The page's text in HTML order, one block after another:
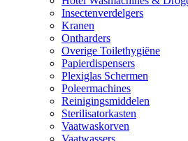
Insectenverdelgers
Kranen
Ontharders
Overige Toilethygiëne
Papierdispensers
Plexiglas Schermen
Poleermachines
Reinigingsmiddelen
Sterilisatorkasten
Vaatwaskorven